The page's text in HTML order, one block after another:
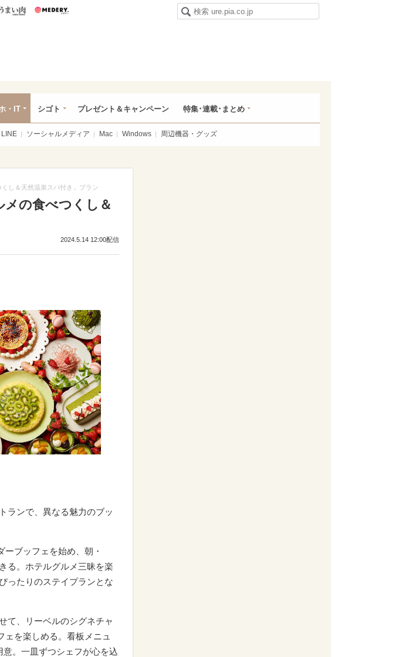
いパン うまい肉
・IT シゴト プレゼント＆キャンペーン 特集･連載･まとめ
LINE ソーシャルメディア Mac Windows 周辺機器・グッズ
し＆天然温泉スパ付き」プラン
メの食べつくし＆
2024.5.14 12:00配信
ランで、異なる魅力のブッ
ブッフェを始め、朝・
る。ホテルグルメ三昧を楽
ったりのステイプランとな
て、リーベルのシグネチャ
ェを楽しめる。看板メニュ
。一皿ずつシェフが心を込